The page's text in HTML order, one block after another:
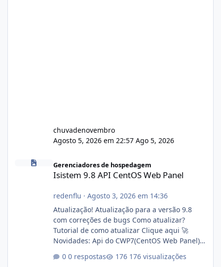
chuvadenovembro
Agosto 5, 2026 em 22:57 Ago 5, 2026
Isistem 9.8 API CentOS Web Panel
Gerenciadores de hospedagem
Isistem 9.8 API CentOS Web Panel
redenflu · Agosto 3, 2026 em 14:36
Atualização! Atualização para a versão 9.8
com correções de bugs Como atualizar?
Tutorial de como atualizar Clique aqui 🚀
Novidades: Api do CWP7(CentOS Web Panel)
autorizado a usasr o isistem:
0 respostas 176 visualizações